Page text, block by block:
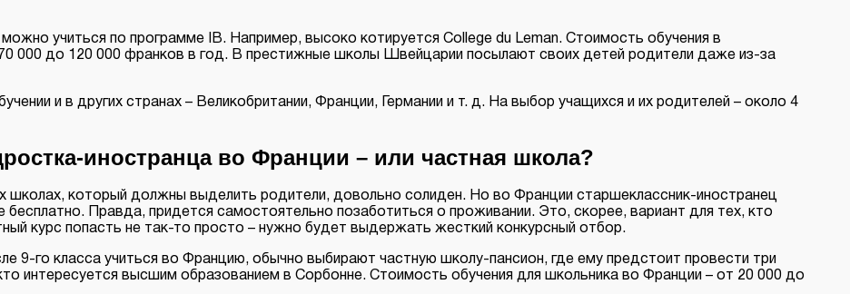
учиться по программе IB. Например, высоко котируется College du Leman. Стоимость обучения в
000 до 120 000 франков в год. В престижные школы Швейцарии посылают своих детей родители даже из-за
и в других странах – Великобритании, Франции, Германии и т. д. На выбор учащихся и их родителей – около 4
иностранца во Франции – или частная школа?
школах, который должны выделить родители, довольно солиден. Но во Франции старшеклассник-иностранец
Правда, придется самостоятельно позаботиться о проживании. Это, скорее, вариант для тех, кто
курс попасть не так-то просто – нужно будет выдержать жесткий конкурсный отбор.
9-го класса учиться во Францию, обычно выбирают частную школу-пансион, где ему предстоит провести три
интересуется высшим образованием в Сорбонне. Стоимость обучения для школьника во Франции – от 20 000 до